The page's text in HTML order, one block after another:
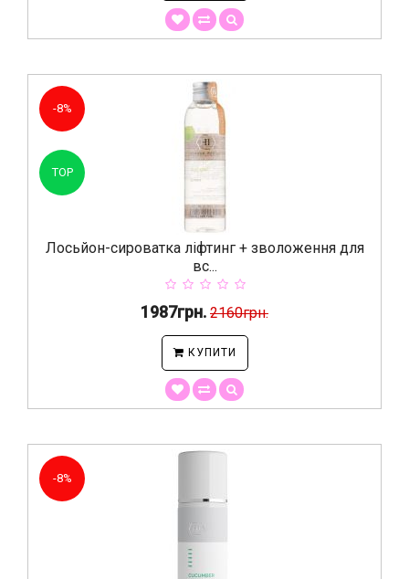
-8%
TOP
Лосьйон-сироватка ліфтинг + зволоження для
вс...
1987грн. 2160грн.
КУПИТИ
-8%